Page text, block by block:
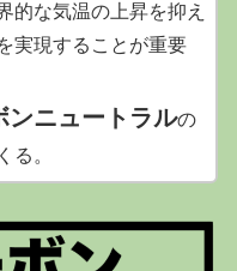
的な気温の上昇を抑え
実現することが重要
ンニュートラルの
る。